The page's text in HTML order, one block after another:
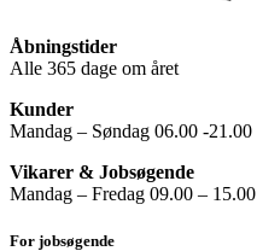
Åbningstider
Alle 365 dage om året
Kunder
Mandag – Søndag 06.00 -21.00
Vikarer & Jobsøgende
Mandag – Fredag 09.00 – 15.00
For jobsøgende